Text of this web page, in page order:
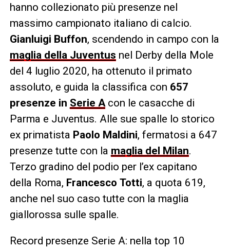
hanno collezionato più presenze nel
massimo campionato italiano di calcio.
Gianluigi Buffon, scendendo in campo con la
maglia della Juventus nel Derby della Mole
del 4 luglio 2020, ha ottenuto il primato
assoluto, e guida la classifica con 657
presenze in Serie Acon le casacche di
Parma e Juventus. Alle sue spalle lo storico
ex primatista Paolo Maldini, fermatosi a 647
presenze tutte con la maglia del Milan.
Terzo gradino del podio per l’ex capitano
della Roma, Francesco Totti, a quota 619,
anche nel suo caso tutte con la maglia
giallorossa sulle spalle.
Record presenze Serie A: nella top 10